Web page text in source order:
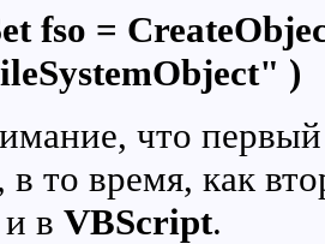
fso =
)
что первый
в то время, как
и в VBScript.